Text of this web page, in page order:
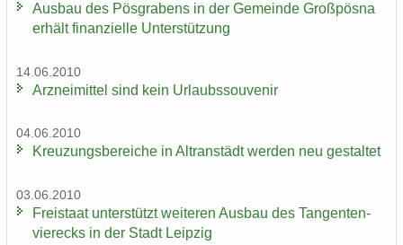
Aus­bau des Pös­gra­bens in der Ge­mein­de Groß­pös­na
er­hält fi­nan­zi­el­le Un­ter­stüt­zung
14.06.2010
Arz­nei­mit­tel sind kein Ur­laubs­sou­ve­nir
04.06.2010
Kreu­zungs­be­rei­che in Altran­städt wer­den neu ge­stal­tet
03.06.2010
Frei­staat un­ter­stützt wei­te­ren Aus­bau des Tan­gen­ten­
vier­ecks in der Stadt Leip­zig